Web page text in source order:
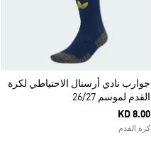
جوارب نادي أرسنال الاحتياطي لكرة
القدم لموسم 26/27
KD 8.00
كرة القدم